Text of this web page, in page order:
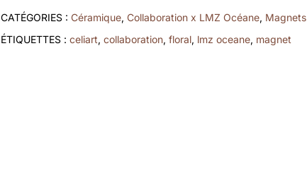
Celiart
Lmz
CATÉGORIES : Céramique, Collaboration x LMZ Océane, Magnets
ÉTIQUETTES : celiart, collaboration, floral, lmz oceane, magnet